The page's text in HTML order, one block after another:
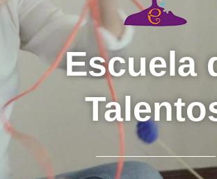
Escuela